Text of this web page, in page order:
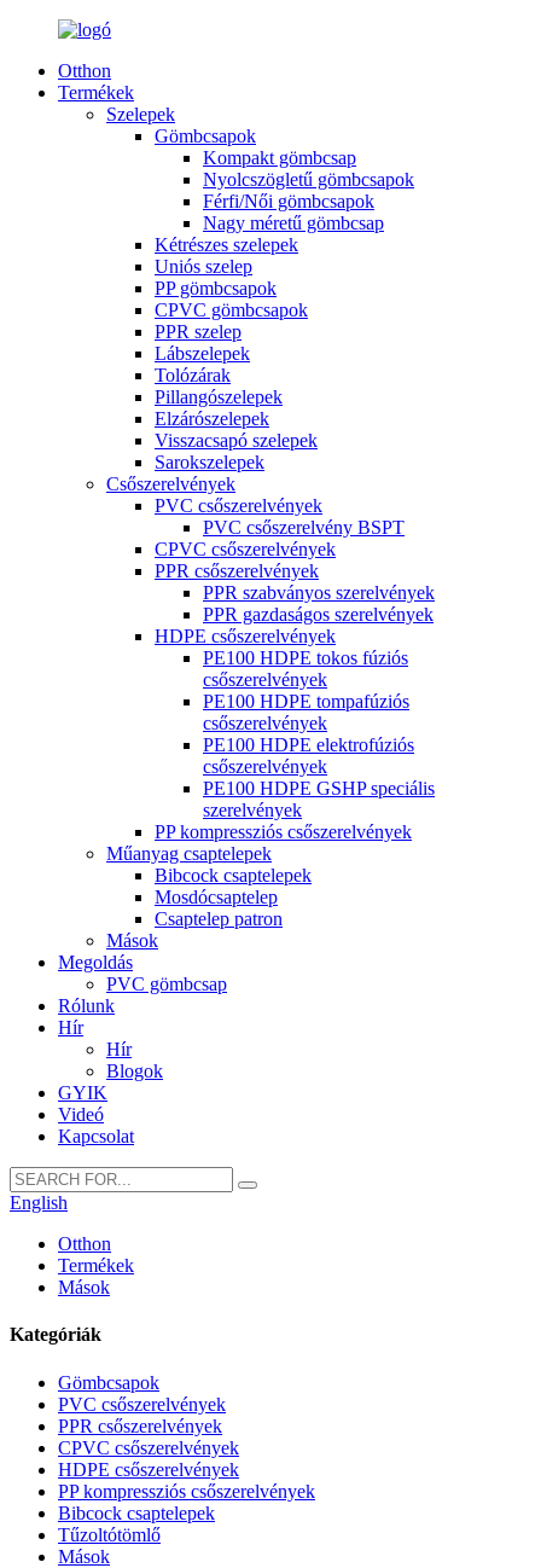
Otthon
Termékek
Szelepek
Gömbcsapok
Kompakt gömbcsap
Nyolcszögletű gömbcsapok
Férfi/Női gömbcsapok
Nagy méretű gömbcsap
Kétrészes szelepek
Uniós szelep
PP gömbcsapok
CPVC gömbcsapok
PPR szelep
Lábszelepek
Tolózárak
Pillangószelepek
Elzárószelepek
Visszacsapó szelepek
Sarokszelepek
Csőszerelvények
PVC csőszerelvények
PVC csőszerelvény BSPT
CPVC csőszerelvények
PPR csőszerelvények
PPR szabványos szerelvények
PPR gazdaságos szerelvények
HDPE csőszerelvények
PE100 HDPE tokos fúziós
csőszerelvények
PE100 HDPE tompafúziós
csőszerelvények
PE100 HDPE elektrofúziós
csőszerelvények
PE100 HDPE GSHP speciális
szerelvények
PP kompressziós csőszerelvények
Műanyag csaptelepek
Bibcock csaptelepek
Mosdócsaptelep
Csaptelep patron
Mások
Megoldás
PVC gömbcsap
Rólunk
Hír
Hír
Blogok
GYIK
Videó
Kapcsolat
English
Otthon
Termékek
Mások
Kategóriák
Gömbcsapok
PVC csőszerelvények
PPR csőszerelvények
CPVC csőszerelvények
HDPE csőszerelvények
PP kompressziós csőszerelvények
Bibcock csaptelepek
Tűzoltótömlő
Mások